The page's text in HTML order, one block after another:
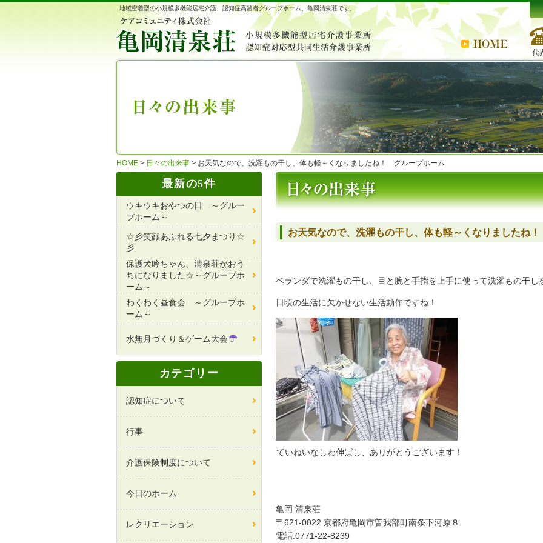
地域密着型の小規模多機能居宅介護、認知症高齢者グループホーム、亀岡清泉荘です。
HOME > 日々の出来事 > お天気なので、洗濯もの干し、体も軽～くなりましたね！ グループホーム
お天気なので、洗濯もの干し、体も軽～くなりましたね
ベランダで洗濯もの干し、目と腕と手指を上手に使って洗濯もの干し
日頃の生活に欠かせない生活動作ですね！
ていねいなしわ伸ばし、ありがとうございます！
亀岡 清泉荘
〒621-0022 京都府亀岡市曽我部町南条下河原８
電話:0771-22-8239
最新の5件
ウキウキおやつの日 ～グルー
プホーム～
☆彡笑顔あふれる七夕まつり☆
彡
保護犬吟ちゃん、清泉荘がおう
ちになりました☆～グループホ
ーム～
わくわく昼食会 ～グループホ
ーム～
水無月づくり＆ゲーム大会
カテゴリー
認知症について
行事
介護保険制度について
今日のホーム
レクリエーション